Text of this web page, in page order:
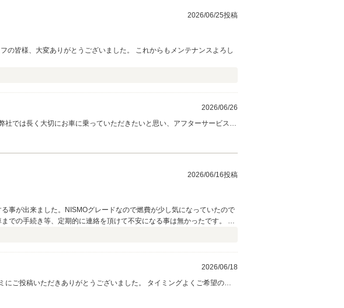
2026/06/25投稿
の皆様、大変ありがとうございました。 これからもメンテナンスよろし
2026/06/26
2026/06/16投稿
事が出来ました。NISMOグレードなので燃費が少し気になっていたので
での手続き等、定期的に連絡を頂けて不安になる事は無かったです。 整
2026/06/18